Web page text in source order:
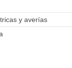
y averías